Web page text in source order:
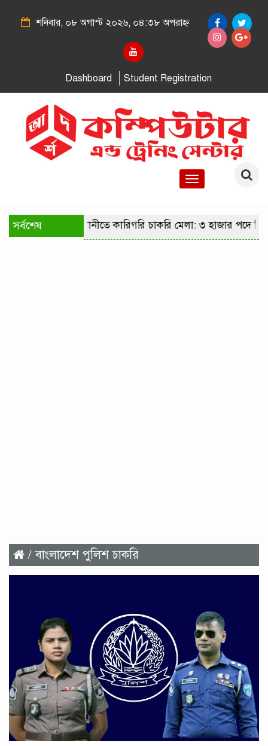
শনিবার, ০৮ অগাস্ট ২০২৬, ০৪:৩৮ অপরাহ্ন
Dashboard Student Registration
Toggle
সর্বশেষ রাজধানীতে কারিগরি চাকরি মেলা: ৩ হাজার পদে
/ বাংলাদেশ পুলিশ চাকরি